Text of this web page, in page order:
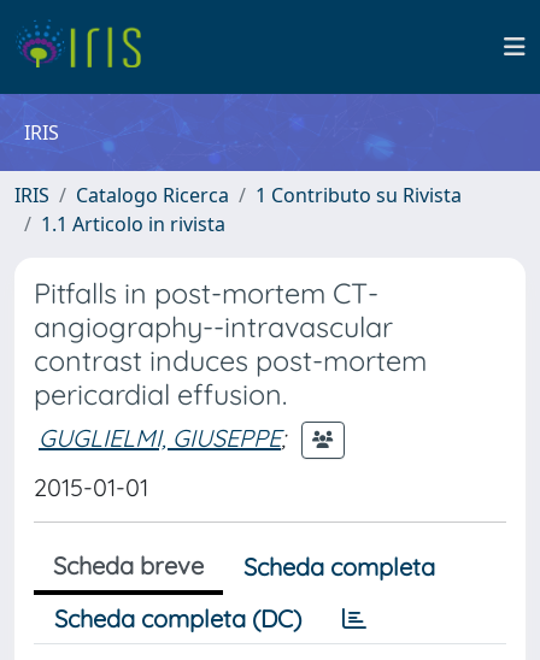
IRIS
IRIS Catalogo Ricerca
1 Contributo su Rivista
1.1 Articolo in rivista
Pitfalls in post-mortem CT-
angiography--intravascular
contrast induces post-mortem
pericardial effusion.
GUGLIELMI, GIUSEPPE;
2015-01-01
Scheda breve
Scheda completa
Scheda completa (DC)